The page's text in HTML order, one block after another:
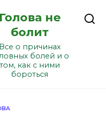
Голова не
болит
Все о причинах
болей и о
том, как с ними
бороться